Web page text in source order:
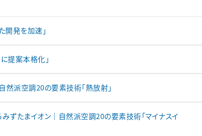
開発を加速」
提案本格化」
派空調20の要素技術「熱放射」
ずたまイオン｜自然派空調20の要素技術「マイナスイ